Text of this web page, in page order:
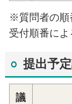
※質問者の順
受付順番によ
提出予
議